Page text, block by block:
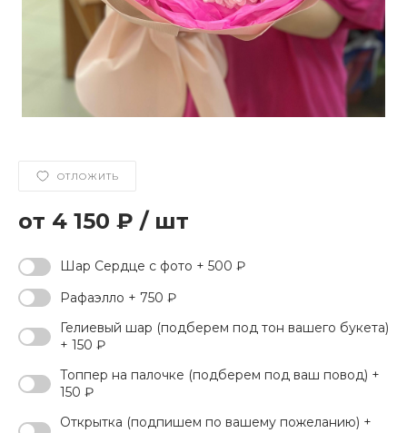
ОТЛОЖИТЬ
4 150 ₽ / шт
Шар Сердце с фото + 500 ₽
Рафаэлло + 750 ₽
Гелиевый шар (подберем под тон вашего букета)
+ 150 ₽
Топпер на палочке (подберем под ваш повод) +
150 ₽
Открытка (подпишем по вашему пожеланию) +